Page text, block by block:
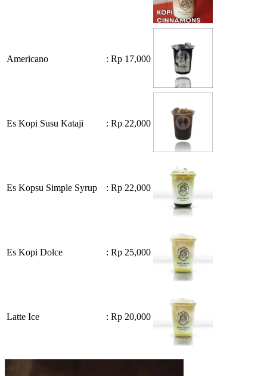
Americano : Rp 17,000
Es Kopi Susu Kataji : Rp 22,000
Es Kopsu Simple Syrup : Rp 22,000
Es Kopi Dolce : Rp 25,000
Latte Ice : Rp 20,000